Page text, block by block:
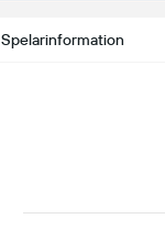
Spelarinformation